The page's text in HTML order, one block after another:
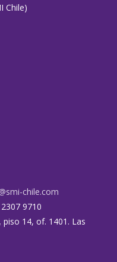
Chile)
chile.com
9710​
piso 14, of. 1401. Las